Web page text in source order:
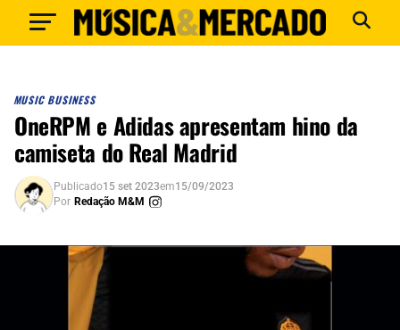
MUSIC BUSINESS
OneRPM e Adidas apresentam hino da
camiseta do Real Madrid
Publicado15 set 2023em15/09/2023
Por Redação M&M